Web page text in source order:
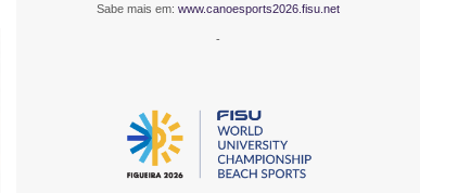
Sabe mais em:www.canoesports2026.fisu.net
-